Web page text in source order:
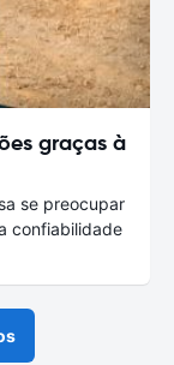
graças à
se preocupar
confiabilidade